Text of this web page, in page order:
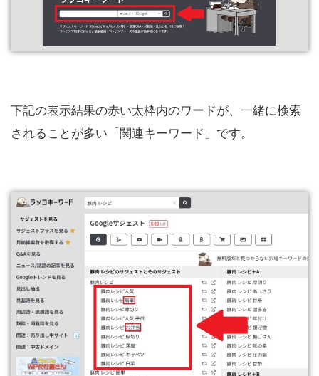
下記の表示結果の赤い太枠内のワードが、一緒に検索
されることが多い「関連キーワード」です。